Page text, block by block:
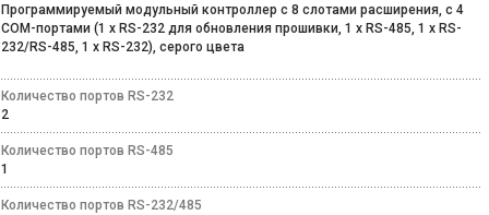
Программируемый модульный контроллер с 8 слотами расширения, с 4
COM-портами (1 x RS-232 для обновления прошивки, 1 x RS-485, 1 x RS-
232/RS-485, 1 x RS-232), серого цвета
Количество портов RS-232
2
Количество портов RS-485
1
Количество портов RS-232/485